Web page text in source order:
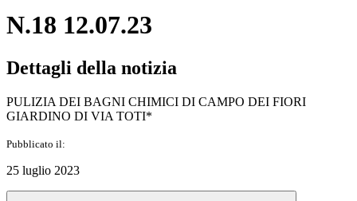
N.18 12.07.23
Dettagli della notizia
PULIZIA DEI BAGNI CHIMICI DI CAMPO DEI FIORI
GIARDINO DI VIA TOTI*
Pubblicato il:
25 luglio 2023